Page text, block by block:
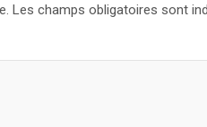
Les champs obligatoires sont